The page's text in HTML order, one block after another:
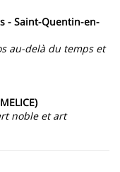
- Saint-Quentin-en-
au-delà du temps et
noble et art